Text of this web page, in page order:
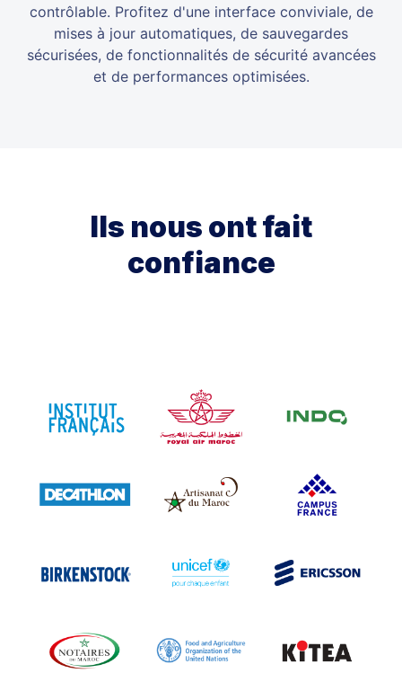
contrôlable. Profitez d'une interface conviviale, de
mises à jour automatiques, de sauvegardes
sécurisées, de fonctionnalités de sécurité avancées
et de performances optimisées.
Ils nous ont fait
confiance